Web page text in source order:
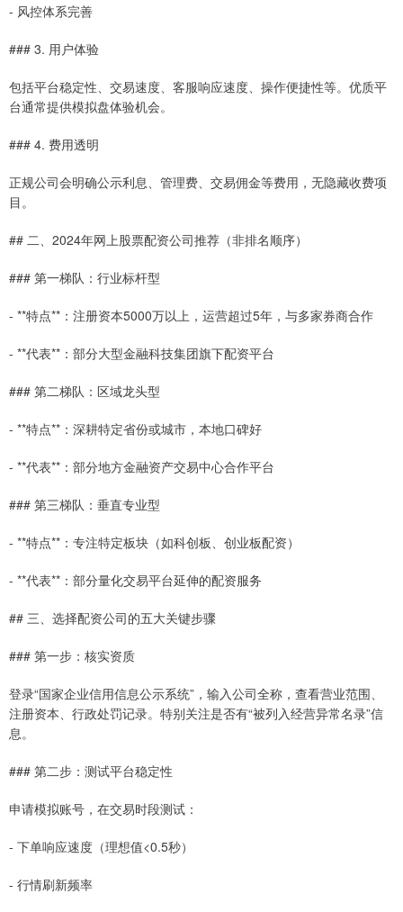
- 风控体系完善
### 3. 用户体验
包括平台稳定性、交易速度、客服响应速度、操作便捷性等。优质平
台通常提供模拟盘体验机会。
### 4. 费用透明
正规公司会明确公示利息、管理费、交易佣金等费用，无隐藏收费项
目。
## 二、2024年网上股票配资公司推荐（非排名顺序）
### 第一梯队：行业标杆型
- **特点**：注册资本5000万以上，运营超过5年，与多家券商合作
- **代表**：部分大型金融科技集团旗下配资平台
### 第二梯队：区域龙头型
- **特点**：深耕特定省份或城市，本地口碑好
- **代表**：部分地方金融资产交易中心合作平台
### 第三梯队：垂直专业型
- **特点**：专注特定板块（如科创板、创业板配资）
- **代表**：部分量化交易平台延伸的配资服务
## 三、选择配资公司的五大关键步骤
### 第一步：核实资质
登录“国家企业信用信息公示系统”，输入公司全称，查看营业范围、
注册资本、行政处罚记录。特别关注是否有“被列入经营异常名录”信
息。
### 第二步：测试平台稳定性
申请模拟账号，在交易时段测试：
- 下单响应速度（理想值<0.5秒）
- 行情刷新频率